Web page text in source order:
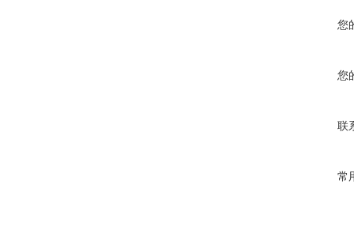
您
您
联
常